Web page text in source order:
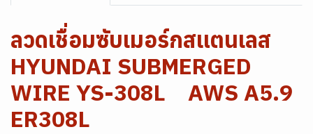
ลวดเชื่อมซับเมอร์กสแตนเลส
HYUNDAI SUBMERGED
WIRE YS-308L AWS A5.9
ER308L